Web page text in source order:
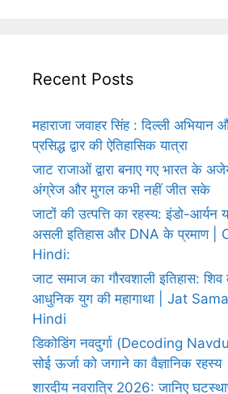
Recent Posts
महाराजा जवाहर सिंह : दिल्ली
प्रसिद्ध द्वार की ऐतिहासिक यात्रा
जाट राजाओं द्वारा बनाए गए भारत के
अंग्रेज और मुगल कभी नहीं जीत सके
जाटों की उत्पत्ति का रहस्य: इंडो-आर्यन
असली इतिहास और DNA के प्रमाण
Hindi:
जाट समाज का गौरवशाली इतिहास:
आधुनिक युग की महागाथा | Jat
Hindi
डिकोडिंग नवदुर्गा (Decoding
सोई ऊर्जा को जगाने का वैज्ञानिक रहस्य
शारदीय नवरात्रि 2026: जानिए